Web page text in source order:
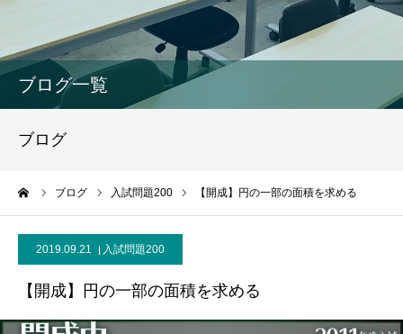
ブログ一覧
ブログ
ブログ 入試問題200 【開成】円の一部の面積を求める
2019.09.21 入試問題200
【開成】円の一部の面積を求める
模試
お問い合わせ